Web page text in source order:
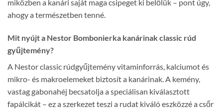
miközben a kanári saját maga csipeget ki belőlük – pont úgy,
ahogy a természetben tenné.
Mit nyújt a Nestor Bombonierka kanárinak classic rúd
gyűjtemény?
A Nestor classic rúdgyűjtemény vitaminforrás, kalciumot és
mikro- és makroelemeket biztosít a kanárinak. A kemény,
vastag gabonahéj becsatolja a speciálisan kiválasztott
fapálcikát – ez a szerkezet teszi a rudat kiváló eszközzé a csőr